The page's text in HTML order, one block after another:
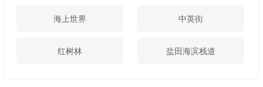
海上世界 中英街
红树林 盐田海滨栈道